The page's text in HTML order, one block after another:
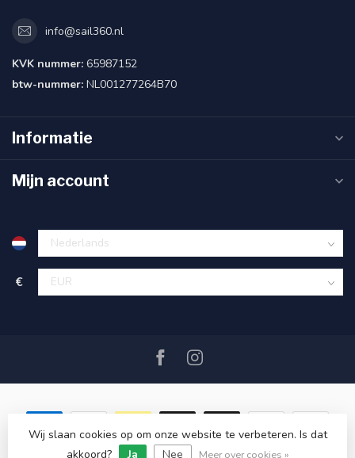
info@sail360.nl
KVK nummer: 65987152
btw-nummer: NL001277264B70
Informatie
Mijn account
€
© Copyright 2026 SAIL360 watersport and boat equipment
Wij slaan cookies op om onze website te verbeteren. Is dat
akkoord?
Ja Nee Meer over cookies »